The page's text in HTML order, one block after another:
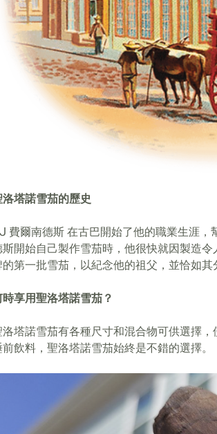
洛塔諾雪茄的歷史
費爾南德斯 在古巴開始了他的職業生涯
斯開始自己製作雪茄時，他很快就因製造
的第一批雪茄，以紀念他的祖父，並恰如其
時享用聖洛塔諾雪茄？
洛塔諾雪茄有各種尺寸和混合物可供選擇
飲料，聖洛塔諾雪茄始終是不錯的選擇。